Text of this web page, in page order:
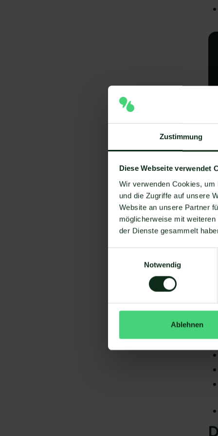
Zustimmung
Diese Webseite verwendet
Wir verwenden Cookies,
und die Zugriffe auf unsere
Website an unsere Partner
möglicherweise mit
der Dienste gesammelt
Notwendig
Ablehnen